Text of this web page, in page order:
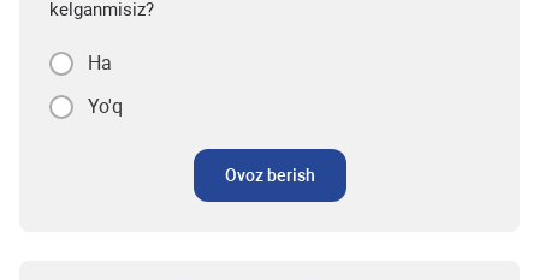
kelganmisiz?
Ha
Yo'q
Ovoz berish